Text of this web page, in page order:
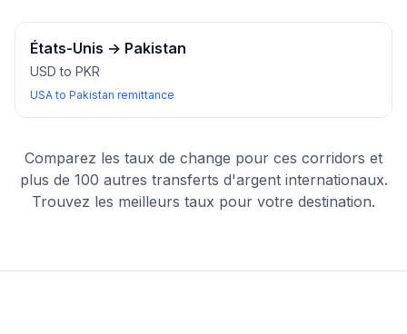
États-Unis → Pakistan
USD to PKR
USA to Pakistan remittance
Comparez les taux de change pour ces corridors et
plus de 100 autres transferts d'argent internationaux.
Trouvez les meilleurs taux pour votre destination.